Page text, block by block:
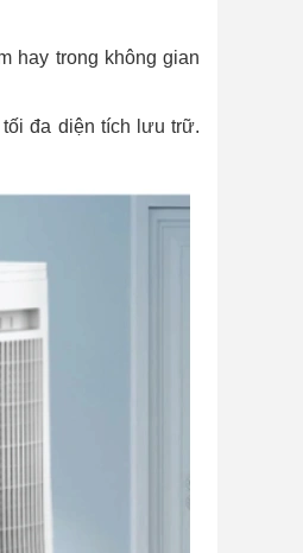
hay trong không gian
đa diện tích lưu trữ.